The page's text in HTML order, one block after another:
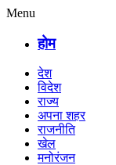
Menu
होम
देश
विदेश
राज्य
अपना शहर
राजनीति
खेल
मनोरंजन